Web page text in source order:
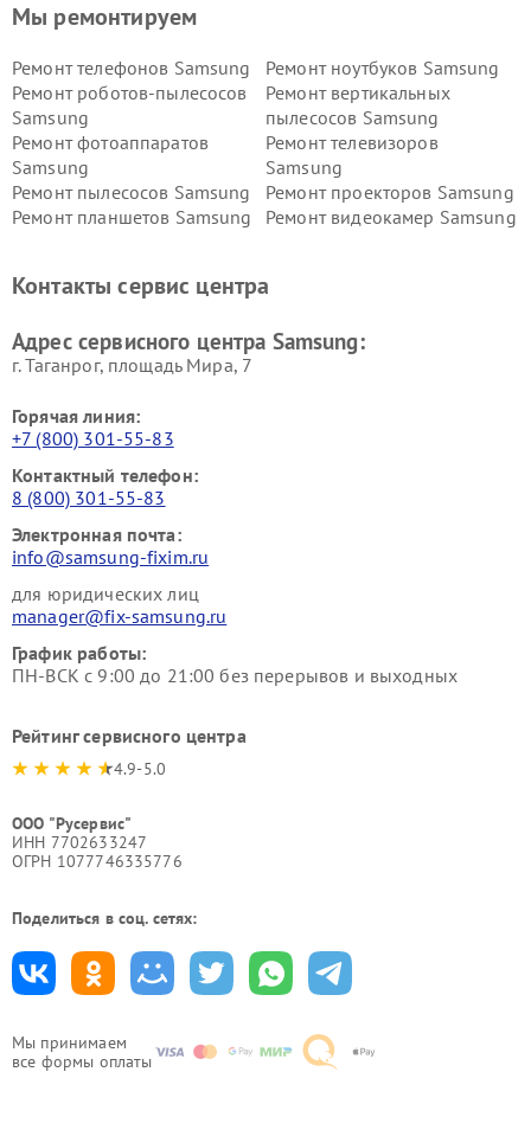
Мы принимаем
все формы оплаты
Мы ремонтируем
Ремонт телефонов Samsung
Ремонт ноутбуков Samsung
Ремонт роботов-пылесосов
Samsung
Ремонт вертикальных
пылесосов Samsung
Ремонт фотоаппаратов
Samsung
Ремонт телевизоров
Samsung
Ремонт пылесосов Samsung
Ремонт проекторов Samsung
Ремонт планшетов Samsung
Ремонт видеокамер Samsung
Контакты сервис центра
Адрес сервисного центра Samsung:
г. Таганрог, площадь Мира, 7
Горячая линия:
+7 (800) 301-55-83
Контактный телефон:
8 (800) 301-55-83
Электронная почта:
info@samsung-fixim.ru
для юридических лиц
manager@fix-samsung.ru
График работы:
ПН-ВСК с 9:00 до 21:00 без перерывов и выходных
Рейтинг сервисного центра
4.9-5.0
ООО "Русервис"
ИНН 7702633247
ОГРН 1077746335776
Поделиться в соц. сетях: